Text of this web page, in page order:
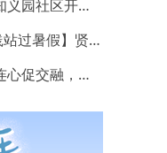
车交通安全宣传活动
找赛博坦星球”青少年科普活动
领巾夏令营乡土好物分享会